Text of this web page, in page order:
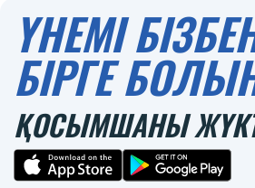
ҮНЕМІ
БІРГЕ
ҚОСЫМШАНЫ